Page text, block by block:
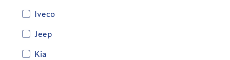
Iveco
Jeep
Kia